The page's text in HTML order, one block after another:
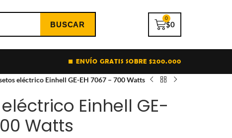
$0
0
ENVÍO GRATIS SOBRE $200.000
eléctrico Einhell GE-EH 7067 – 700 Watts
Einhell GE-
Watts